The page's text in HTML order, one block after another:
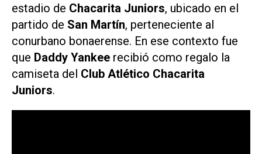
estadio de Chacarita Juniors, ubicado en el
partido de San Martín, perteneciente al
conurbano bonaerense. En ese contexto fue
que Daddy Yankee recibió como regalo la
camiseta del Club Atlético Chacarita
Juniors.